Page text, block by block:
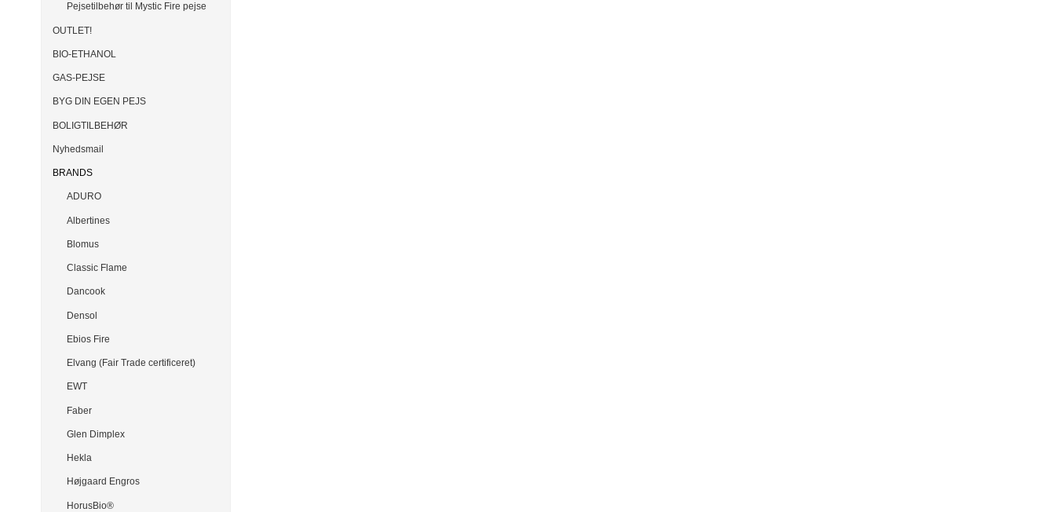
Pejsetilbehør til Mystic Fire pejse
OUTLET!
BIO-ETHANOL
GAS-PEJSE
BYG DIN EGEN PEJS
BOLIGTILBEHØR
Nyhedsmail
BRANDS
ADURO
Albertines
Blomus
Classic Flame
Dancook
Densol
Ebios Fire
Elvang (Fair Trade certificeret)
EWT
Faber
Glen Dimplex
Hekla
Højgaard Engros
HorusBio®